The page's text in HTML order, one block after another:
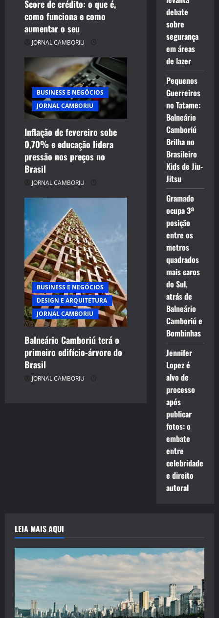
i
o
n
Score de crédito: o que é,
como funciona e como
aumentar o seu
JORNAL CAMBORIU
BUSINESS E NEGÓCIOS
JORNAL CAMBORIU
Inflação de fevereiro sobe
0,70% e educação lidera
pressão nos preços no
Brasil
JORNAL CAMBORIU
BUSINESS E NEGÓCIOS
DESIGN E ARQUITETURA
JORNAL CAMBORIU
Balneário Camboriú terá o
primeiro edifício-árvore do
Brasil
JORNAL CAMBORIU
debate
sobre
segurança
em áreas
de lazer
Pequenos
Guerreiros
no Tatame:
Balneário
Camboriú
Brilha no
Brasileiro
Kids de Jiu-
Jitsu
Gramado
ocupa 3ª
posição
entre os
metros
quadrados
mais caros
do Sul,
atrás de
Balneário
Camboriú e
Bombinhas
Jennifer
Lopez é
alvo de
processo
após
publicar
fotos: o
embate
entre
celebridade
e direito
autoral
LEIA MAIS AQUI